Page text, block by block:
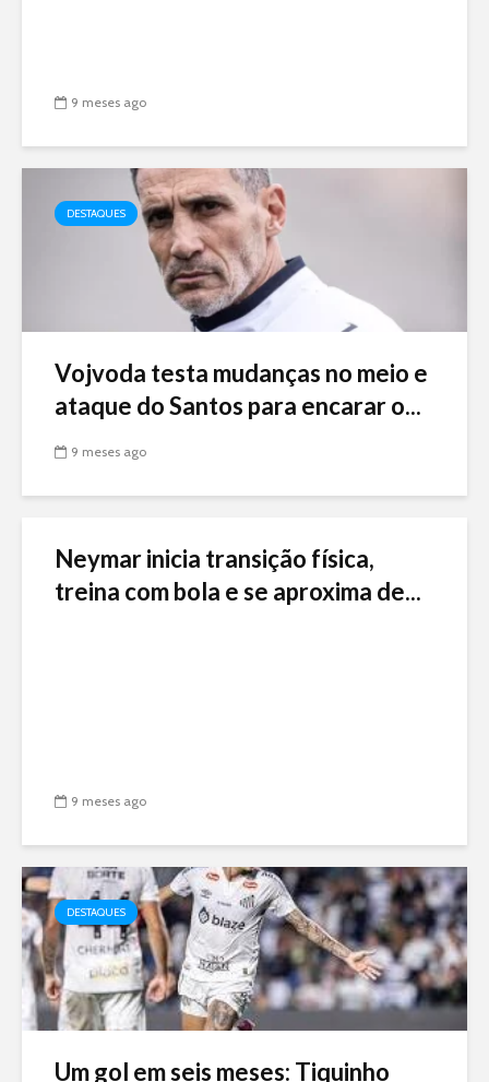
9 meses ago
DESTAQUES
Vojvoda testa mudanças no meio e
ataque do Santos para encarar o...
9 meses ago
Neymar inicia transição física,
treina com bola e se aproxima de...
9 meses ago
DESTAQUES
Um gol em seis meses: Tiquinho